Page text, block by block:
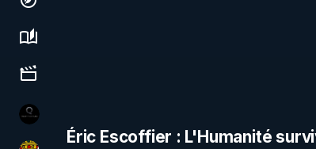
Economy, environment & technology
Science, history & spirituality
Culture, media & entertainment
La vérité
Éric Escoffier : L'Humanité